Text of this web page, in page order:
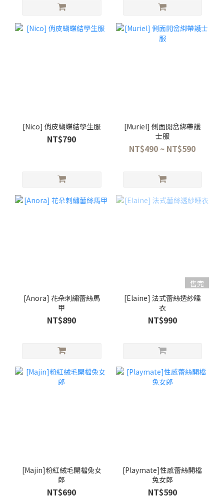
[Nico] 俏皮蝴蝶結學生服
NT$790
[Muriel] 側面開岔綁帶護
士服
NT$490 ~ NT$590
[Anora] 花朵刺繡蕾絲馬
甲
NT$890
售完
[Elaine] 法式蕾絲透紗睡
衣
NT$990
[Majin]粉紅絨毛開檔兔女
郎
NT$690
[Playmate]性感蕾絲開檔
兔女郎
NT$590